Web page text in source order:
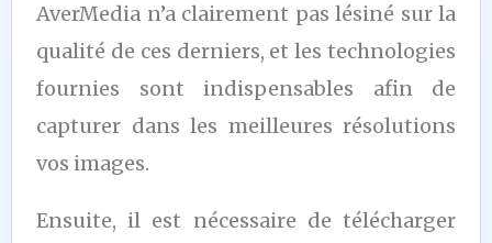
AverMedia n’a clairement pas lésiné sur la
qualité de ces derniers, et les technologies
fournies sont indispensables afin de
capturer dans les meilleures résolutions
vos images.
Ensuite, il est nécessaire de télécharger